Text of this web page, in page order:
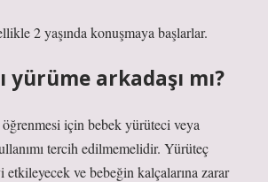
2 yaşında konuşmaya başlarlar.
yürüme arkadaşı mı?
için bebek yürüteci veya
tercih edilmemelidir. Yürüteç
etkileyecek ve bebeğin kalçalarına zarar